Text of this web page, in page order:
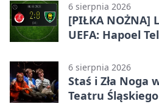
6 sierpnia 2026
[PIŁKA NOŻNA]
UEFA: Hapoel
rundy
6 sierpnia 2026
Staś i Zła Noga
Teatru